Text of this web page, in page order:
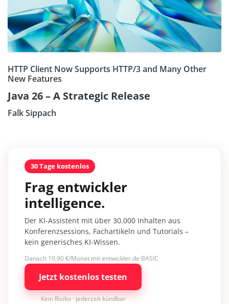
HTTP Client Now Supports HTTP/3 and Many Other
New Features
Java 26 – A Strategic Release
Falk Sippach
30 Tage kostenlos
Frag entwickler
intelligence.
Der KI-Assistent mit über 30.000 Inhalten aus
Konferenzsessions, Fachartikeln und Tutorials –
kein generisches KI-Wissen.
Danach 19,90 €/Monat mit entwickler.de BASIC
Jetzt kostenlos testen
Kein Risiko · jederzeit kündbar